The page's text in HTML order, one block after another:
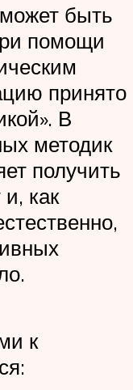
быть
помощи
принято
В
методик
получить
как
к